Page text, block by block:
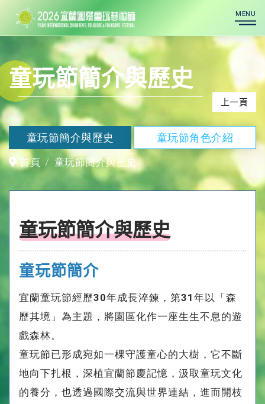
MENU
童玩節簡介與歷史
上一頁
童玩節簡介與歷史 童玩節角色介紹
首頁 童玩節簡介與歷史
童玩節簡介與歷史
童玩節簡介
宜蘭童玩節經歷30年成長淬鍊，第31年以「森
歷其境」為主題，將園區化作一座生生不息的遊
戲森林。
童玩節已形成宛如一棵守護童心的大樹，它不斷
地向下扎根，深植宜蘭節慶記憶，汲取童玩文化
的養分，也透過國際交流與世界連結，進而開枝